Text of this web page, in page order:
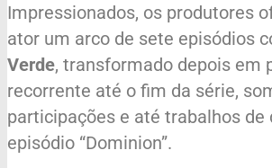
Impressionados, os produtores
ator um arco de sete episódios
Verde, transformado depois em
recorrente até o fim da série,
participações e até trabalhos de
episódio “Dominion”.